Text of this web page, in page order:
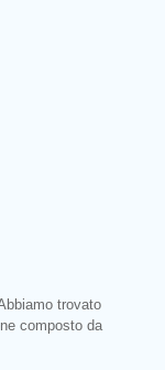
trovato
composto da